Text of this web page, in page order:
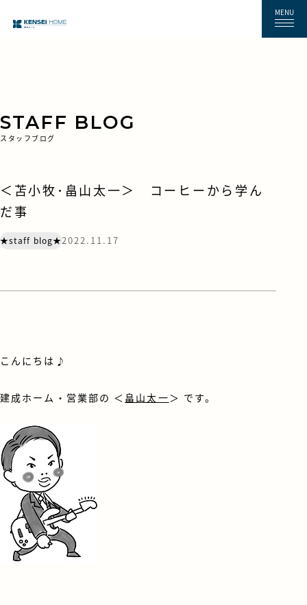
MENU
STAFF BLOG
スタッフブログ
＜苫小牧･畠山太一＞ コーヒーから学ん
だ事
★staff blog★2022.11.17
こんにちは♪
建成ホーム・営業部の ＜ 畠山太一＞ です。